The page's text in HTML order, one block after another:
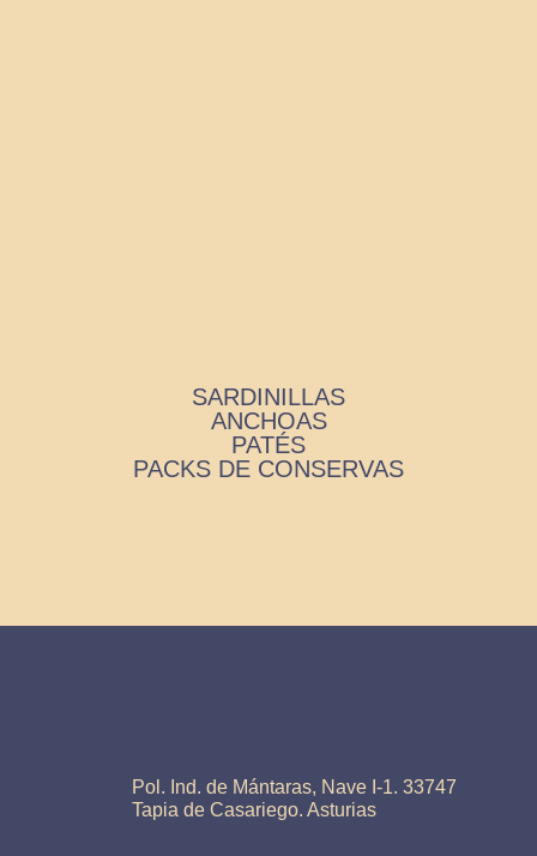
SARDINILLAS
ANCHOAS
PATÉS
PACKS DE CONSERVAS
Pol. Ind. de Mántaras, Nave I-1. 33747
Tapia de Casariego. Asturias